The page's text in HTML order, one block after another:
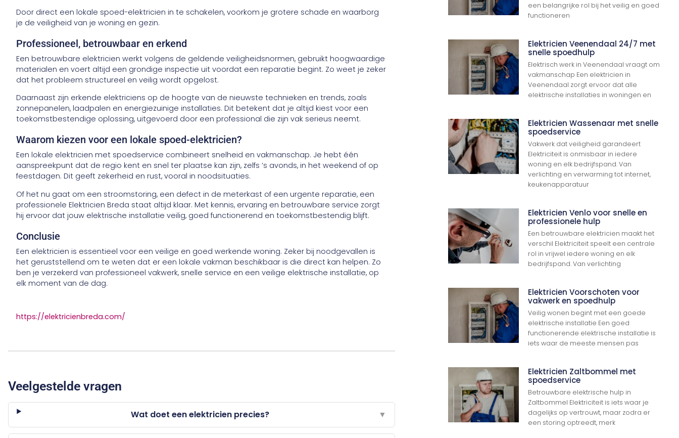
Door direct een lokale spoed-elektricien in te schakelen, voorkom je grotere schade en waarborg
je de veiligheid van je woning en gezin.
Professioneel, betrouwbaar en erkend
Een betrouwbare elektricien werkt volgens de geldende veiligheidsnormen, gebruikt hoogwaardige
materialen en voert altijd een grondige inspectie uit voordat een reparatie begint. Zo weet je zeker
dat het probleem structureel en veilig wordt opgelost.
Daarnaast zijn erkende elektriciens op de hoogte van de nieuwste technieken en trends, zoals
zonnepanelen, laadpalen en energiezuinige installaties. Dit betekent dat je altijd kiest voor een
toekomstbestendige oplossing, uitgevoerd door een professional die zijn vak serieus neemt.
Waarom kiezen voor een lokale spoed-elektricien?
Een lokale elektricien met spoedservice combineert snelheid en vakmanschap. Je hebt één
aanspreekpunt dat de regio kent en snel ter plaatse kan zijn, zelfs ’s avonds, in het weekend of op
feestdagen. Dit geeft zekerheid en rust, vooral in noodsituaties.
Of het nu gaat om een stroomstoring, een defect in de meterkast of een urgente reparatie, een
professionele Elektricien Breda staat altijd klaar. Met kennis, ervaring en betrouwbare service zorgt
hij ervoor dat jouw elektrische installatie veilig, goed functionerend en toekomstbestendig blijft.
Conclusie
Een elektricien is essentieel voor een veilige en goed werkende woning. Zeker bij noodgevallen is
het geruststellend om te weten dat er een lokale vakman beschikbaar is die direct kan helpen. Zo
ben je verzekerd van professioneel vakwerk, snelle service en een veilige elektrische installatie, op
elk moment van de dag.
https://elektricienbreda.com/
Veelgestelde vragen
Wat doet een elektricien precies? ▼
een belangrijke rol bij het veilig en goed
functioneren
Elektricien Veenendaal 24/7 met
snelle spoedhulp
Elektrisch werk in Veenendaal vraagt om
vakmanschap Een elektricien in
Veenendaal zorgt ervoor dat alle
elektrische installaties in woningen en
Elektricien Wassenaar met snelle
spoedservice
Vakwerk dat veiligheid garandeert
Elektriciteit is onmisbaar in iedere
woning en elk bedrijfspand. Van
verlichting en verwarming tot internet,
keukenapparatuur
Elektricien Venlo voor snelle en
professionele hulp
Een betrouwbare elektricien maakt het
verschil Elektriciteit speelt een centrale
rol in vrijwel iedere woning en elk
bedrijfspand. Van verlichting
Elektricien Voorschoten voor
vakwerk en spoedhulp
Veilig wonen begint met een goede
elektrische installatie Een goed
functionerende elektrische installatie is
iets waar de meeste mensen pas
Elektricien Zaltbommel met
spoedservice
Betrouwbare elektrische hulp in
Zaltbommel Elektriciteit is iets waar je
dagelijks op vertrouwt, maar zodra er
een storing optreedt, merk